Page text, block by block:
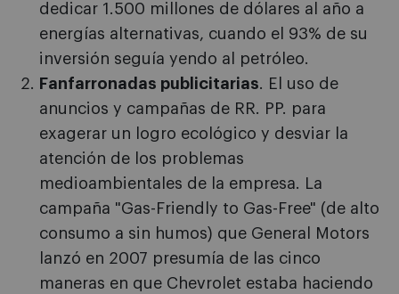
dedicar 1.500 millones de dólares al año a
energías alternativas, cuando el 93% de su
inversión seguía yendo al petróleo.
Fanfarronadas publicitarias. El uso de
anuncios y campañas de RR. PP. para
exagerar un logro ecológico y desviar la
atención de los problemas
medioambientales de la empresa. La
campaña "Gas-Friendly to Gas-Free" (de alto
consumo a sin humos) que General Motors
lanzó en 2007 presumía de las cinco
maneras en que Chevrolet estaba haciendo